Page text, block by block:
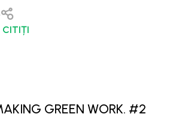
CITIȚI
GREEN WORK. #2